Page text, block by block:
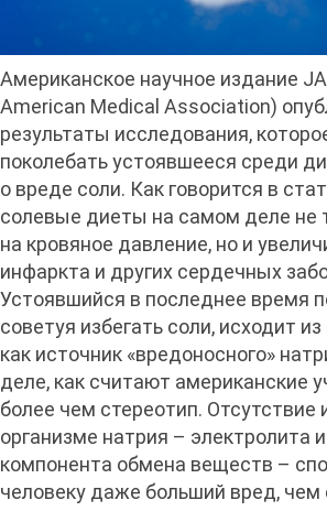
Американское научное издание
American Medical Association)
результаты исследования,
поколебать устоявшееся среди
о вреде соли. Как говорится в
солевые диеты на самом деле не
на кровяное давление, но и
инфаркта и других сердечных
Устоявшийся в последнее время
советуя избегать соли, исходит
как источник «вредоносного»
деле, как считают американские
более чем стереотип. Отсутствие
организме натрия – электролита
компонента обмена веществ –
человеку даже больший вред, чем